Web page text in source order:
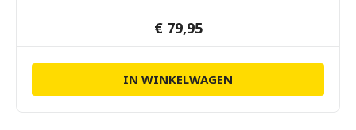
€ 79,95
IN WINKELWAGEN